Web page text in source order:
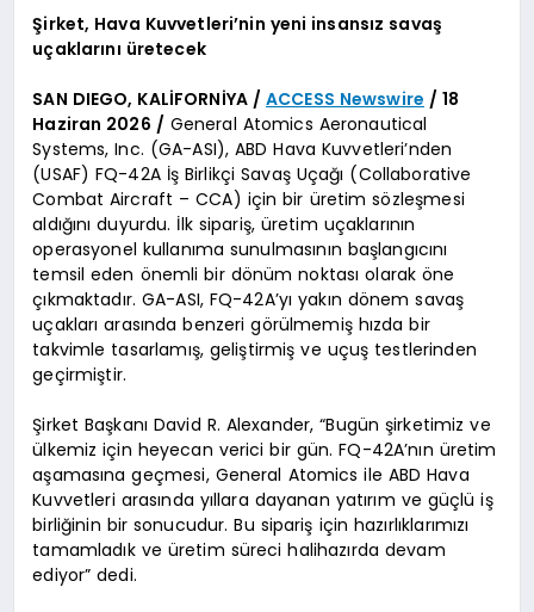
Şirket, Hava Kuvvetleri’nin yeni insansız savaş
uçaklarını üretecek
SAN DIEGO, KALİFORNİYA / ACCESS Newswire / 18
Haziran 2026 / General Atomics Aeronautical
Systems, Inc. (GA-ASI), ABD Hava Kuvvetleri’nden
(USAF) FQ-42A İş Birlikçi Savaş Uçağı (Collaborative
Combat Aircraft – CCA) için bir üretim sözleşmesi
aldığını duyurdu. İlk sipariş, üretim uçaklarının
operasyonel kullanıma sunulmasının başlangıcını
temsil eden önemli bir dönüm noktası olarak öne
çıkmaktadır. GA-ASI, FQ-42A’yı yakın dönem savaş
uçakları arasında benzeri görülmemiş hızda bir
takvimle tasarlamış, geliştirmiş ve uçuş testlerinden
geçirmiştir.
Şirket Başkanı David R. Alexander, “Bugün şirketimiz ve
ülkemiz için heyecan verici bir gün. FQ-42A’nın üretim
aşamasına geçmesi, General Atomics ile ABD Hava
Kuvvetleri arasında yıllara dayanan yatırım ve güçlü iş
birliğinin bir sonucudur. Bu sipariş için hazırlıklarımızı
tamamladık ve üretim süreci halihazırda devam
ediyor” dedi.